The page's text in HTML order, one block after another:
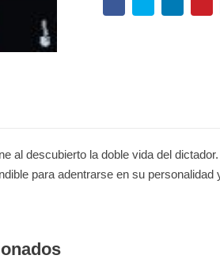
al descubierto la doble vida del
para adentrarse en su